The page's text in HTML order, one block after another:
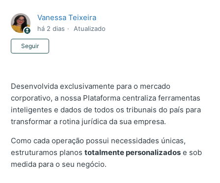
Vanessa Teixeira
há 2 dias Atualizado
Seguir
Desenvolvida exclusivamente para o mercado
corporativo, a nossa Plataforma centraliza ferramentas
inteligentes e dados de todos os tribunais do país para
transformar a rotina jurídica da sua empresa.
Como cada operação possui necessidades únicas,
estruturamos planostotalmente personalizados e sob
medida para o seu negócio.